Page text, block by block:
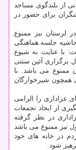
از بلندگوی مساجد
برای حضور در
لرستان نیز ممنوع
جلسه هماهنگی
با عنایت به شیوع
برگزاری آئین سنتی
ممنوع می باشد. با
همچون شیرخوارگان
عزاداری را الزامی
از ایجاد تجمعات
در نظر گرفته
نیز ممنوع می باشد
در خانه های خود
شود.